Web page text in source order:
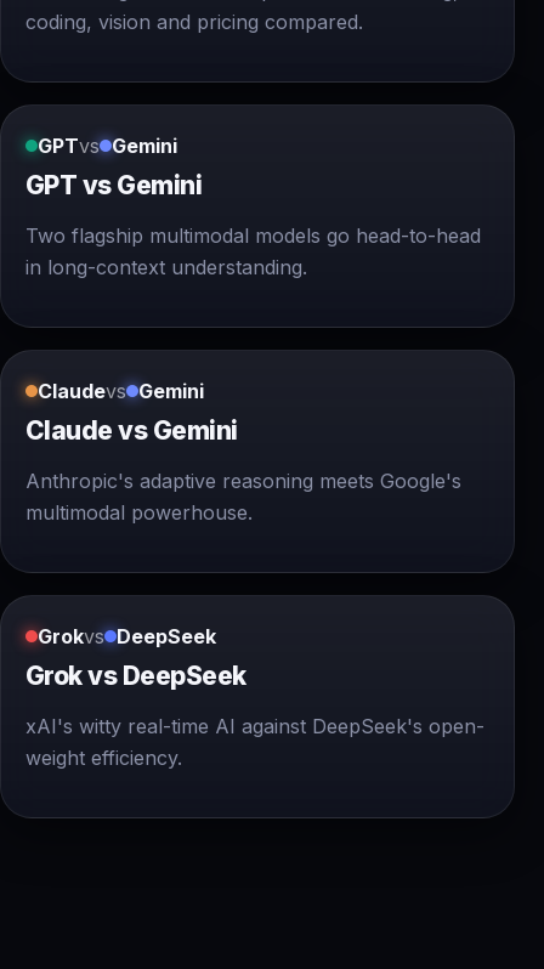
coding, vision and pricing compared.
GPTvs Gemini
GPT vs Gemini
Two flagship multimodal models go head-to-head
in long-context understanding.
Claudevs Gemini
Claude vs Gemini
Anthropic's adaptive reasoning meets Google's
multimodal powerhouse.
Grokvs DeepSeek
Grok vs DeepSeek
xAI's witty real-time AI against DeepSeek's open-
weight efficiency.